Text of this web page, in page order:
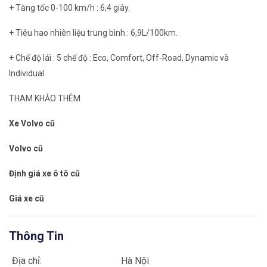
+ Tăng tốc 0-100 km/h : 6,4 giây.
+ Tiêu hao nhiên liệu trung bình : 6,9L/100km.
+ Chế độ lái : 5 chế độ : Eco, Comfort, Off-Road, Dynamic và
Individual.
THAM KHẢO THÊM
Xe Volvo cũ
Volvo cũ
Định giá xe ô tô cũ
Giá xe cũ
Thông Tin
Địa chỉ:
Hà Nội